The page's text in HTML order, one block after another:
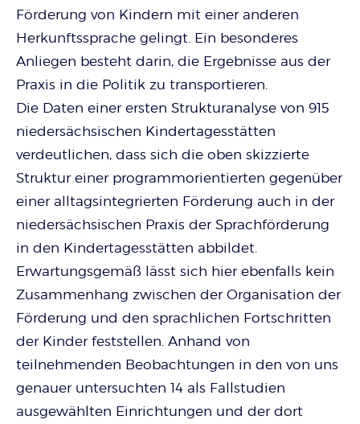
Förderung von Kindern mit einer anderen
Herkunftssprache gelingt. Ein besonderes
Anliegen besteht darin, die Ergebnisse aus der
Praxis in die Politik zu transportieren.
Die Daten einer ersten Strukturanalyse von 915
niedersächsischen Kindertagesstätten
verdeutlichen, dass sich die oben skizzierte
Struktur einer programmorientierten gegenüber
einer alltagsintegrierten Förderung auch in der
niedersächsischen Praxis der Sprachförderung
in den Kindertagesstätten abbildet.
Erwartungsgemäß lässt sich hier ebenfalls kein
Zusammenhang zwischen der Organisation der
Förderung und den sprachlichen Fortschritten
der Kinder feststellen. Anhand von
teilnehmenden Beobachtungen in den von uns
genauer untersuchten 14 als Fallstudien
ausgewählten Einrichtungen und der dort